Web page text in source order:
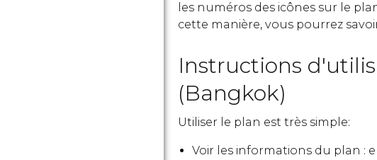
les numéros des icônes sur le
cette manière, vous pourrez
Instructions
(Bangkok)
Utiliser le plan est très simple:
Voir les informations du plan :